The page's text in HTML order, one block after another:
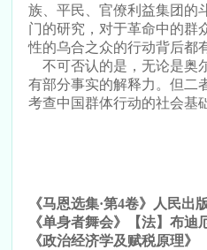
族、平民、官僚利益集团的
门的研究，对于革命中的群
性的乌合之众的行动背后都
不可否认的是，无论是奥
有部分事实的解释力。但二
考查中国群体行动的社会基
《马恩选集·第4卷》人民出
《单身者舞会》【法】布迪
《政治经济学及赋税原理》